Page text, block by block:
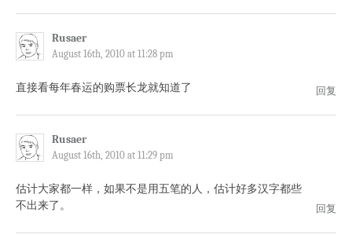
Rusaer
August 16th, 2010 at 11:28 pm
直接看每年春运的购票长龙就知道了 回复
Rusaer
August 16th, 2010 at 11:29 pm
估计大家都一样，如果不是用五笔的人，估计好多汉字都些
不出来了。
回复